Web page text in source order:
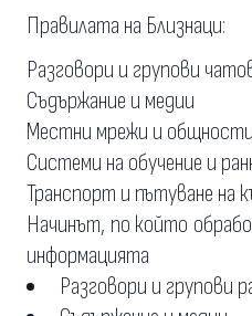
Правилата на Близнаци:
Разговори и групови
Съдържание и медии
Местни мрежи и общности
Системи на обучение и
Транспорт и пътуване на
Начинът, по който
информацията
Разговори и групови